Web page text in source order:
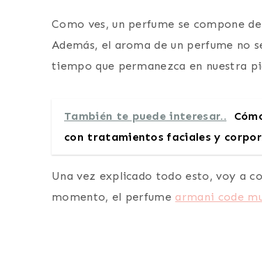
Como ves, un perfume se compone
Además, el aroma de un perfume no
tiempo que permanezca en nuestra
También te puede interesar..
con tratamientos faciales y
Una vez explicado todo esto, voy a
momento, el perfume armani code